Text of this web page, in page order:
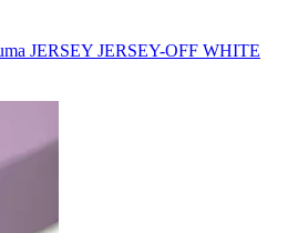
JERSEY JERSEY-OFF WHITE